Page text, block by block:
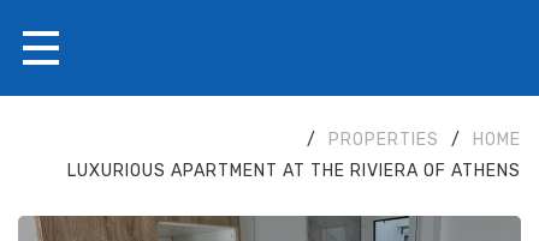
HOME
/
PROPERTIES
/
LUXURIOUS APARTMENT AT THE RIVIERA OF ATHENS